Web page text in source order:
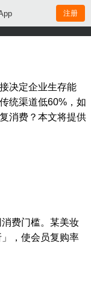
注册
决定企业生存能
统渠道低60%，如
消费？本文将提供
费门槛。某美妆
，使会员复购率